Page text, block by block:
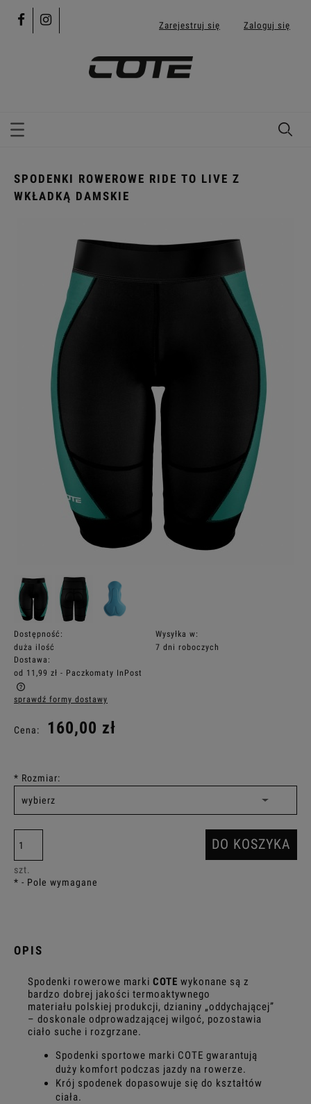
Zarejestruj się Zaloguj się
SPODENKI ROWEROWE RIDE TO LIVE Z
WKŁADKĄ DAMSKIE
Dostępność:
duża ilość
Wysyłka w:
7 dni roboczych
Dostawa:
od 11,99 zł - Paczkomaty InPost
Cena nie zawiera ewentualnych kosztów płatności
sprawdź formy dostawy
Cena: 160,00 zł
* Rozmiar:
szt.
DO KOSZYKA
* - Pole wymagane
OPIS
Spodenki rowerowe marki COTE wykonane są z
bardzo dobrej jakości termoaktywnego
materiału polskiej produkcji, dzianiny „oddychającej”
– doskonale odprowadzającej wilgoć, pozostawia
ciało suche i rozgrzane.
Spodenki sportowe marki COTE gwarantują
duży komfort podczas jazdy na rowerze.
Krój spodenek dopasowuje się do kształtów
ciała.